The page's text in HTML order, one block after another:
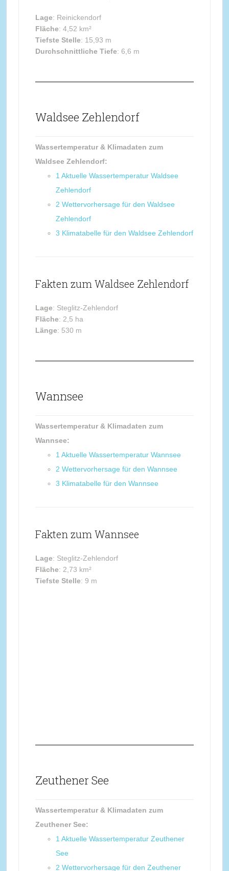
Lage: Reinickendorf
Fläche: 4,52 km²
Tiefste Stelle: 15,93 m
Durchschnittliche Tiefe: 6,6 m
Waldsee Zehlendorf
Wassertemperatur & Klimadaten zum
Waldsee Zehlendorf:
1 Aktuelle Wassertemperatur Waldsee
Zehlendorf
2 Wettervorhersage für den Waldsee
Zehlendorf
3 Klimatabelle für den Waldsee Zehlendorf
Fakten zum Waldsee Zehlendorf
Lage: Steglitz-Zehlendorf
Fläche: 2,5 ha
Länge: 530 m
Wannsee
Wassertemperatur & Klimadaten zum
Wannsee:
1 Aktuelle Wassertemperatur Wannsee
2 Wettervorhersage für den Wannsee
3 Klimatabelle für den Wannsee
Fakten zum Wannsee
Lage: Steglitz-Zehlendorf
Fläche: 2,73 km²
Tiefste Stelle: 9 m
Zeuthener See
Wassertemperatur & Klimadaten zum
Zeuthener See:
1 Aktuelle Wassertemperatur Zeuthener
See
2 Wettervorhersage für den Zeuthener